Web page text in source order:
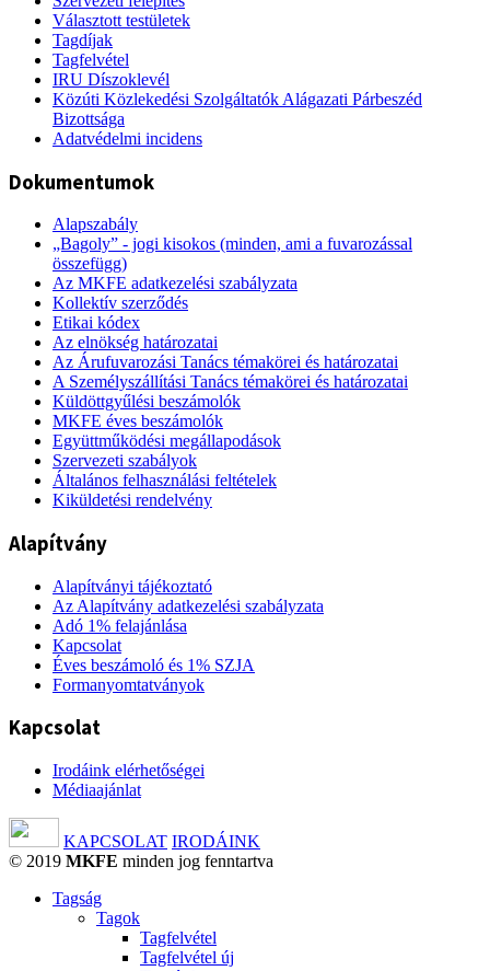
Választott testületek
Tagdíjak
Tagfelvétel
IRU Díszoklevél
Közúti Közlekedési Szolgáltatók Alágazati Párbeszéd
Bizottsága
Adatvédelmi incidens
Dokumentumok
Alapszabály
„Bagoly” - jogi kisokos (minden, ami a fuvarozással
összefügg)
Az MKFE adatkezelési szabályzata
Kollektív szerződés
Etikai kódex
Az elnökség határozatai
Az Árufuvarozási Tanács témakörei és határozatai
A Személyszállítási Tanács témakörei és határozatai
Küldöttgyűlési beszámolók
MKFE éves beszámolók
Együttműködési megállapodások
Szervezeti szabályok
Általános felhasználási feltételek
Kiküldetési rendelvény
Alapítvány
Alapítványi tájékoztató
Az Alapítvány adatkezelési szabályzata
Adó 1% felajánlása
Kapcsolat
Éves beszámoló és 1% SZJA
Formanyomtatványok
Kapcsolat
Irodáink elérhetőségei
Médiaajánlat
KAPCSOLAT IRODÁINK
© 2019 MKFE minden jog fenntartva
Tagság
Tagok
Tagfelvétel
Tagfelvétel új